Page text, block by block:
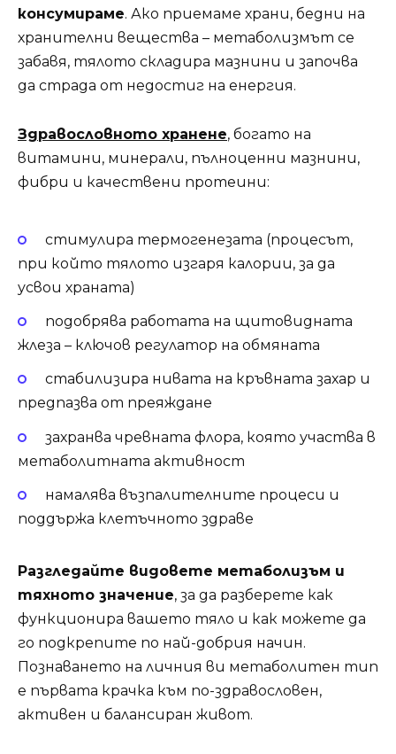
консумираме. Ако приемаме храни, бедни на
хранителни вещества – метаболизмът се
забавя, тялото складира мазнини и започва
да страда от недостиг на енергия.
Здравословното хранене, богато на
витамини, минерали, пълноценни мазнини,
фибри и качествени протеини:
стимулира термогенезата (процесът,
при който тялото изгаря калории, за да
усвои храната)
подобрява работата на щитовидната
жлеза – ключов регулатор на обмяната
стабилизира нивата на кръвната захар и
предпазва от преяждане
захранва чревната флора, която участва в
метаболитната активност
намалява възпалителните процеси и
поддържа клетъчното здраве
Разгледайте видовете метаболизъм и
тяхното значение, за да разберете как
функционира вашето тяло и как можете да
го подкрепите по най-добрия начин.
Познаването на личния ви метаболитен тип
е първата крачка към по-здравословен,
активен и балансиран живот.